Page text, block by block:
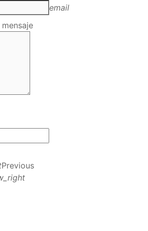
email
Previous